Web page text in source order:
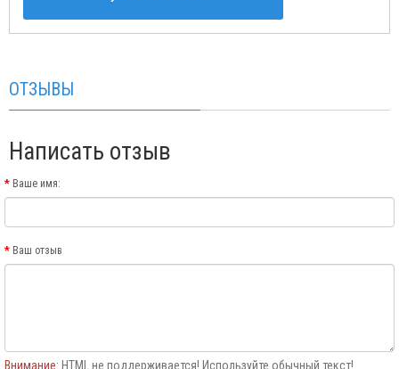
ОТЗЫВЫ
Написать отзыв
Ваше имя:
Ваш отзыв
Внимание: HTML не поддерживается! Используйте обычный текст!